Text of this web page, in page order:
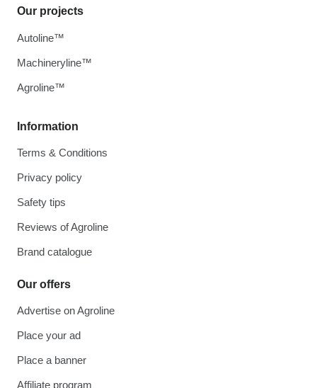
Information
Terms & Conditions
Privacy policy
Safety tips
Reviews of Agroline
Brand catalogue
Our offers
Advertise on Agroline
Place your ad
Place a banner
Affiliate program
Our projects
Autoline™
Machineryline™
Agroline™